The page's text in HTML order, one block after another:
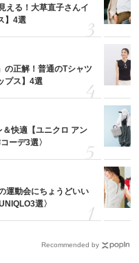
える！大草直子さんイ
】4選
の正解！普通のTシャツ
プス】4選
快適【ユニクロ アン
ーデ3選〉
運動会にちょうどいい
選〉
Recommended by